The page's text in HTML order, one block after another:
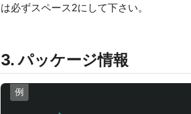
は必ずスペース2にして下さい。
3. パッケージ情報
例